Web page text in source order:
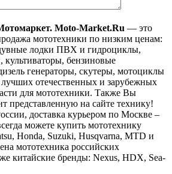
Moto-Market.Ru — это
мототехники по низким ценам:
лодки ПВХ и гидроциклы,
культиваторы, бензиновые
генераторы, скутеры, мотоциклы
отечественных и зарубежных
для мототехники. Также Вы
представленную на сайте технику!
доставка курьером по Москве –
можете купить мототехнику
Honda, Suzuki, Husqvarna, MTD и
мототехника российских
китайские бренды: Nexus, HDX, Sea-